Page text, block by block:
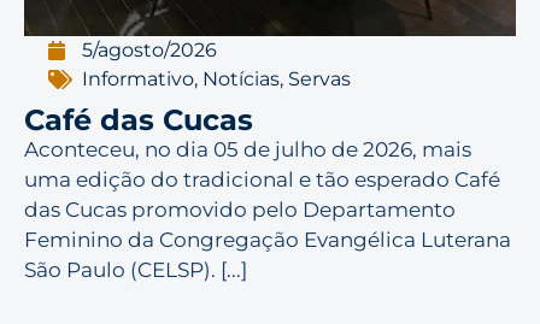
5/agosto/2026
Informativo, Notícias, Servas
Café das Cucas
Aconteceu, no dia 05 de julho de 2026, mais
uma edição do tradicional e tão esperado Café
das Cucas promovido pelo Departamento
Feminino da Congregação Evangélica Luterana
São Paulo (CELSP). [...]